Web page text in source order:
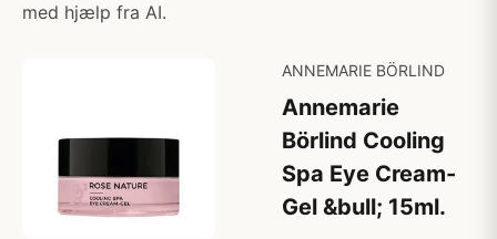
med hjælp fra AI.
ANNEMARIE BÖRLIND
Annemarie
Börlind Cooling
Spa Eye Cream-
Gel &bull; 15ml.